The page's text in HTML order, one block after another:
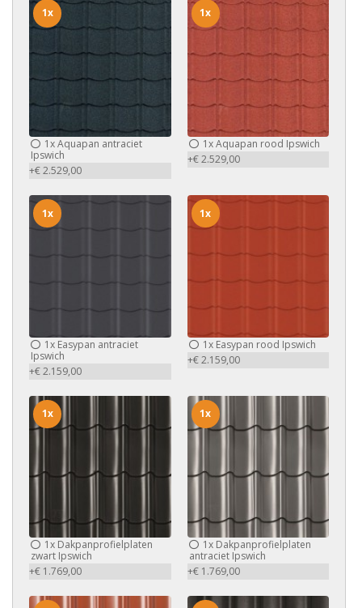
1xAquapan antraciet
Ipswich
+€ 2.529,00
1x
1xAquapan rood Ipswich
+€ 2.529,00
1x
1x Easypan antraciet
Ipswich
+€ 2.159,00
1x
1xEasypan rood Ipswich
+€ 2.159,00
1x
1x Dakpanprofielplaten
zwart Ipswich
+€ 1.769,00
1x
1xDakpanprofielplaten
antraciet Ipswich
+€ 1.769,00
1x